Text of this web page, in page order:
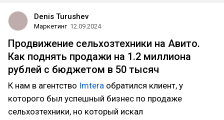
Denis Turushev
Маркетинг 12.09.2024
Продвижение сельхозтехники на Авито.
Как поднять продажи на 1.2 миллиона
рублей с бюджетом в 50 тысяч
К нам в агентство Imtera обратился клиент, у
которого был успешный бизнес по продаже
сельхозтехники, но который искал